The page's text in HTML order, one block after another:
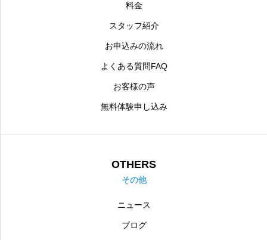
料金
スタッフ紹介
お申込みの流れ
よくある質問FAQ
お客様の声
無料体験申し込み
OTHERS
その他
ニュース
ブログ